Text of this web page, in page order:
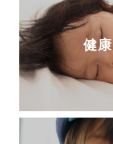
健康